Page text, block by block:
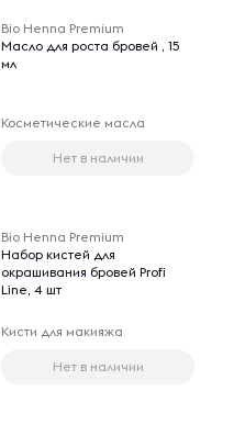
Bio Henna Premium
Масло для роста бровей , 15
мл
Косметические масла
Нет в наличии
Bio Henna Premium
Набор кистей для
окрашивания бровей Profi
Line, 4 шт
Кисти для макияжа
Нет в наличии